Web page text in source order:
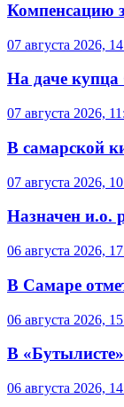
Компенсацию
07 августа 2026,
На даче купца
07 августа 2026,
В самарской
07 августа 2026,
Назначен и.о.
06 августа 2026,
В Самаре
06 августа 2026,
В
06 августа 2026,